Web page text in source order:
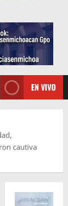
EN VIVO
cautiva